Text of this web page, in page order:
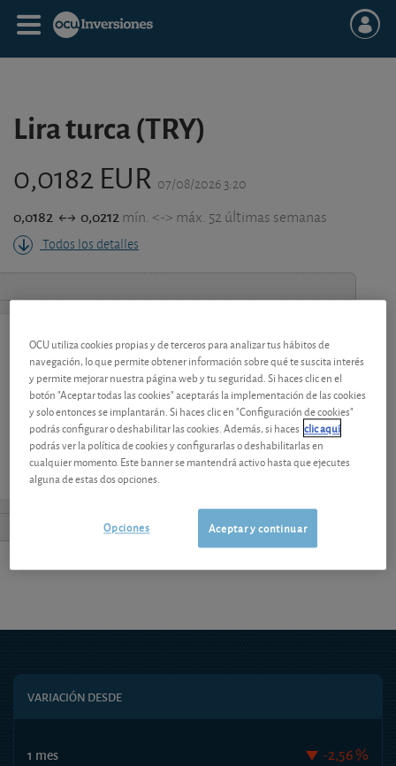
Lira turca (TRY)
0,0182 EUR 07/08/2026 3:20
0,0182 0,0212mín. <-> máx. 52 últimas semanas
Todos los detalles
contenido premium
Los análisis y consejos de nuestros expertos están
reservados a los socios.
¡Pruebe 1 mes Gratis!
VARIACIÓN DESDE
1 mes -2,56 %
OCU utiliza cookies propias y de terceros para analizar tus hábitos de
navegación, lo que permite obtener información sobre qué te suscita interés
y permite mejorar nuestra página web y tu seguridad. Si haces clic en el
botón "Aceptar todas las cookies" aceptarás la implementación de las cookies
y solo entonces se implantarán. Si haces clic en "Configuración de cookies"
podrás configurar o deshabilitar las cookies. Además, si haces clic aquí
podrás ver la política de cookies y configurarlas o deshabilitarlas en
cualquier momento. Este banner se mantendrá activo hasta que ejecutes
alguna de estas dos opciones.
Aceptar y continuar
Opciones